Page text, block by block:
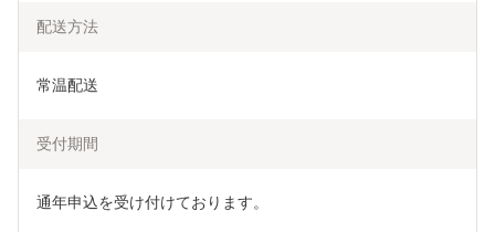
配送方法
常温配送
受付期間
通年申込を受け付けております。